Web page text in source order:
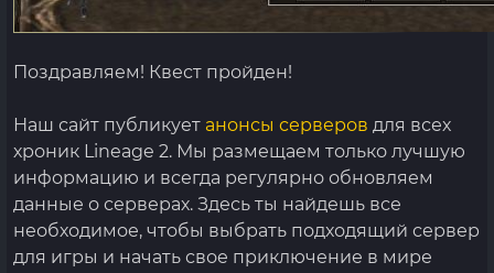
Поздравляем! Квест пройден!
Наш сайт публикует анонсы серверов для всех
хроник Lineage 2. Мы размещаем только лучшую
информацию и всегда регулярно обновляем
данные о серверах. Здесь ты найдешь все
необходимое, чтобы выбрать подходящий сервер
для игры и начать свое приключение в мире